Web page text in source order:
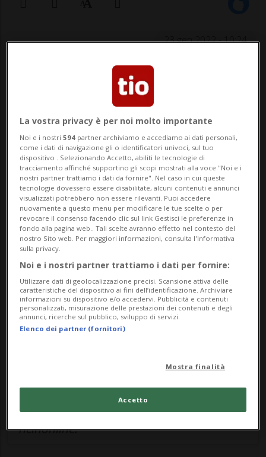
23 gen 2022 - 10:24
ZURIGO - Si apre martedì e durerà almeno
cinque giorni l'atteso processo all'ex
presidente della direzione di Raiffeisen
Pierin Vincenz. Per motivi di spazio i
dibattimenti non si terranno nell'aula del
Tribunale distrettuale di Zurigo,...
🔐 Sblocca il nostro archivio
esclusivo!
Sottoscrivi un abbonamentoArchivioper
leggere questo articolo, oppure scegli
MyTioAboper accedere all'archivio e
navigare su sito e app senza pubblicità.
Entra nelcanale WhatsAppdi
Ticinonline.
La vostra privacy è per noi molto importante
Noi e i nostri594 partner archiviamo e accediamo ai dati personali,
come i dati di navigazione gli o identificatori univoci, sul tuo
dispositivo . Selezionando Accetto, abiliti le tecnologie di
tracciamento affinché supportino gli scopi mostrati alla voce "Noi e i
nostri partner trattiamo i dati da fornire". Nel caso in cui queste
tecnologie dovessero essere disabilitate, alcuni contenuti e annunci
visualizzati potrebbero non essere rilevanti. Puoi accedere
nuovamente a questo menu per modificare le tue scelte o per
revocare il consenso facendo clic sul link Gestisci le preferenze in
fondo alla pagina web.. Tali scelte avranno effetto nel contesto del
nostro Sito web. Per maggiori informazioni, consulta l'Informativa
sulla privacy.
Noi e i nostri partner trattiamo i dati per fornire:
Utilizzare dati di geolocalizzazione precisi. Scansione attiva delle
caratteristiche del dispositivo ai fini dell’identificazione. Archiviare
informazioni su dispositivo e/o accedervi. Pubblicità e contenuti
personalizzati, misurazione delle prestazioni dei contenuti e degli
annunci, ricerche sul pubblico, sviluppo di servizi.
Elenco dei partner (fornitori)
Mostra finalità
Accetto